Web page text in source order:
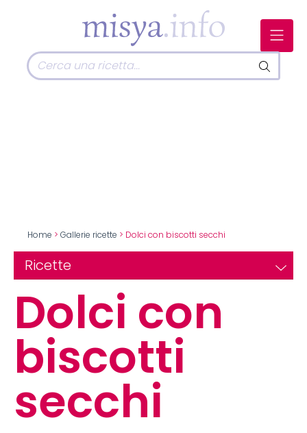
Home > Gallerie ricette > Dolci con biscotti secchi
Ricette
Dolci con
biscotti
secchi